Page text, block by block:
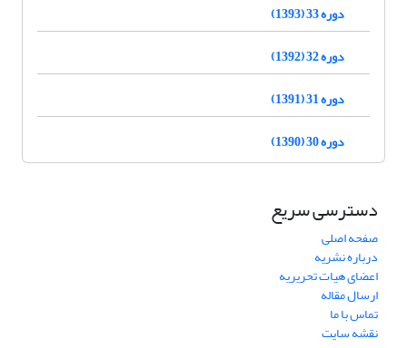
دوره 33 (1393)
دوره 32 (1392)
دوره 31 (1391)
دوره 30 (1390)
دسترسی سریع
صفحه اصلی
درباره نشریه
اعضای هیات تحریریه
ارسال مقاله
تماس با ما
نقشه سایت